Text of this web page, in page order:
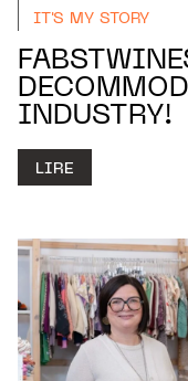
IT'S MY STORY
INDUSTRY!
LIRE